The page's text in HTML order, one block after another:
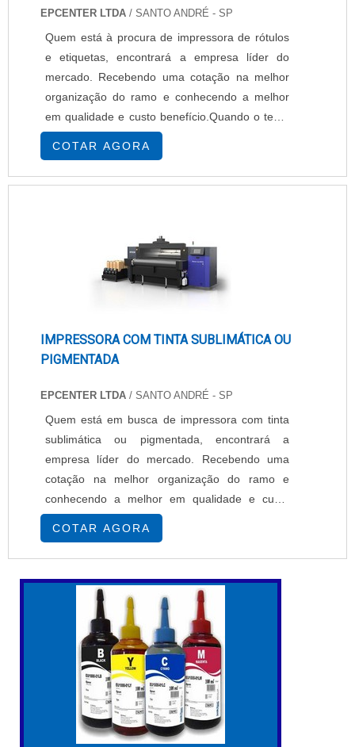
EPCENTER LTDA / SANTO ANDRÉ - SP
Quem está à procura de impressora de rótulos
e etiquetas, encontrará a empresa líder do
mercado. Recebendo uma cotação na melhor
organização do ramo e conhecendo a melhor
em qualidade e custo benefício.Quando o tema
é impressora de rótulos e etiquetas, com os
melhores profissionais da EPcenter atingirá
excelente custo-benefício com pagamento
muitas maneiras eficientes de ...
COTAR AGORA
IMPRESSORA COM TINTA SUBLIMÁTICA OU
PIGMENTADA
EPCENTER LTDA / SANTO ANDRÉ - SP
Quem está em busca de impressora com tinta
sublimática ou pigmentada, encontrará a
empresa líder do mercado. Recebendo uma
cotação na melhor organização do ramo e
conhecendo a melhor em qualidade e custo
benefício.MAIS SOBRE IMPRESSORA COM
TINTA SUBLIMÁTICA OU PIGMENTADASe
alguém busca por impressoras com tinta
sublimática ou pigmentada em uma empresa
segura, descobre a EPcenter. É possível
encontrar impressoras têxteis e impressoras
COTAR AGORA